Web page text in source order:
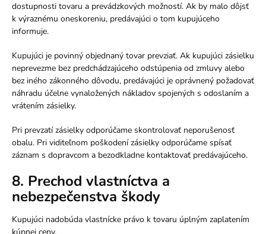
dostupnosti tovaru a prevádzkových možností. Ak by malo dôjsť
k výraznému oneskoreniu, predávajúci o tom kupujúceho
informuje.
Kupujúci je povinný objednaný tovar prevziať. Ak kupujúci zásielku
neprevezme bez predchádzajúceho odstúpenia od zmluvy alebo
bez iného zákonného dôvodu, predávajúci je oprávnený požadovať
náhradu účelne vynaložených nákladov spojených s odoslaním a
vrátením zásielky.
Pri prevzatí zásielky odporúčame skontrolovať neporušenosť
obalu. Pri viditeľnom poškodení zásielky odporúčame spísať
záznam s dopravcom a bezodkladne kontaktovať predávajúceho.
8. Prechod vlastníctva a
nebezpečenstva škody
Kupujúci nadobúda vlastnícke právo k tovaru úplným zaplatením